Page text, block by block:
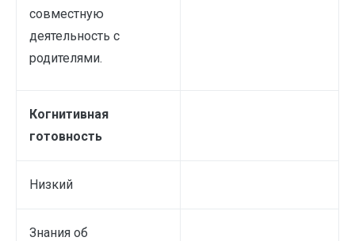
совместную
деятельность с
родителями.
Когнитивная
готовность
Низкий
Знания об